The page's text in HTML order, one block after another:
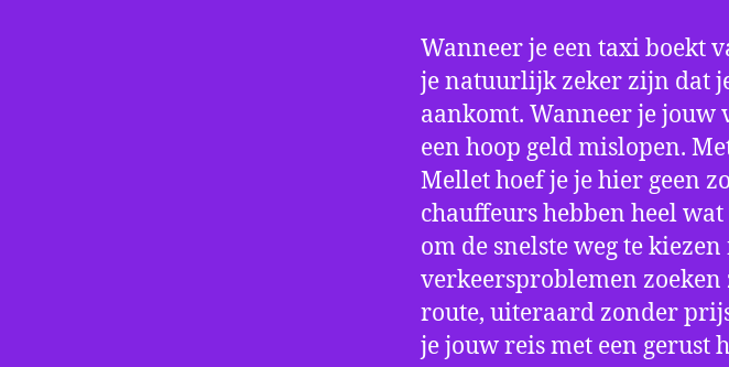
Wanneer je een taxi boekt
je natuurlijk zeker zijn dat
aankomt. Wanneer je jouw
een hoop geld mislopen.
Mellet hoef je je hier geen
chauffeurs hebben heel
om de snelste weg te
verkeersproblemen
route, uiteraard zonder
je jouw reis met een gerust